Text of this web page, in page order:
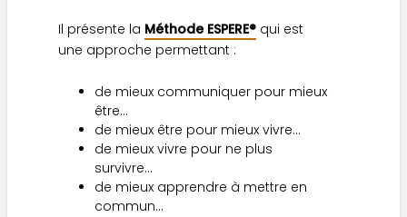
Il présente la Méthode ESPERE® qui est
une approche permettant :
de mieux communiquer pour mieux
être…
de mieux être pour mieux vivre…
de mieux vivre pour ne plus
survivre…
de mieux apprendre à mettre en
commun…